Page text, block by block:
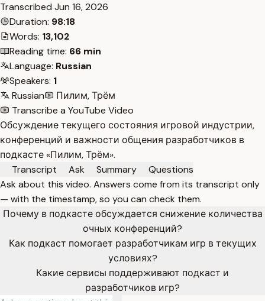
Transcribed Jun 16, 2026
Duration: 98:18
Words: 13,102
Reading time: 66 min
Language: Russian
Speakers: 1
Russian
Пилим, Трём
Transcribe a YouTube Video
Обсуждение текущего состояния игровой индустрии,
конференций и важности общения разработчиков в
подкасте «Пилим, Трём».
Transcript
Ask Summary
Questions
Ask about this video. Answers come from its transcript only
— with the timestamp, so you can check them.
Почему в подкасте обсуждается снижение количества
очных конференций?
Как подкаст помогает разработчикам игр в текущих
условиях?
Какие сервисы поддерживают подкаст и
разработчиков игр?